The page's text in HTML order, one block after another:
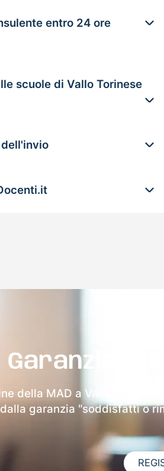
entro 24 ore
scuole di Vallo Torinese
Garanzia
della MAD a Vallo
garanzia "soddisfatti o